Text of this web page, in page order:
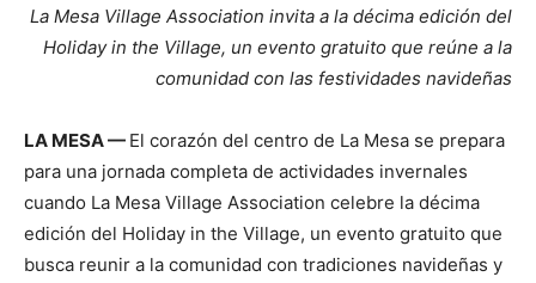
La Mesa Village Association invita a la décima edición del
Holiday in the Village, un evento gratuito que reúne a la
comunidad con las festividades navideñas
LA MESA — El corazón del centro de La Mesa se prepara
para una jornada completa de actividades invernales
cuando La Mesa Village Association celebre la décima
edición del Holiday in the Village, un evento gratuito que
busca reunir a la comunidad con tradiciones navideñas y